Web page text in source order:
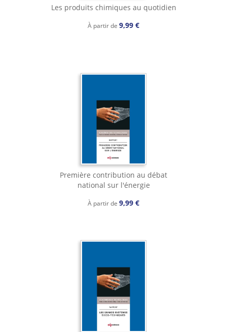
Les produits chimiques au quotidien
À partir de 9,99 €
Première contribution au débat
national sur l'énergie
À partir de 9,99 €